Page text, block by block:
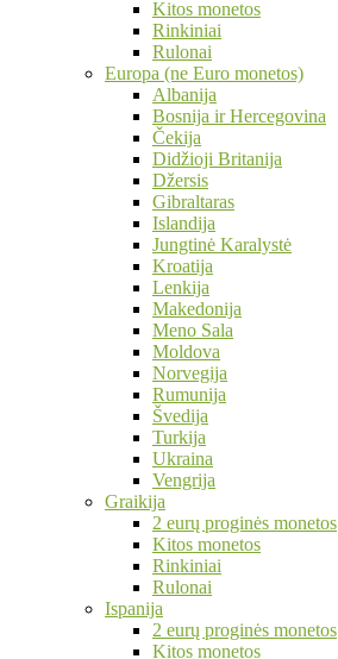
Kitos monetos
Rinkiniai
Rulonai
Europa (ne Euro monetos)
Albanija
Bosnija ir Hercegovina
Čekija
Didžioji Britanija
Džersis
Gibraltaras
Islandija
Jungtinė Karalystė
Kroatija
Lenkija
Makedonija
Meno Sala
Moldova
Norvegija
Rumunija
Švedija
Turkija
Ukraina
Vengrija
Graikija
2 eurų proginės monetos
Kitos monetos
Rinkiniai
Rulonai
Ispanija
2 eurų proginės monetos
Kitos monetos